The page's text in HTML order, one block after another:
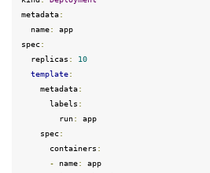
metadata:
  name
:
app
spec:
  replicas
:
10
template:
    metadata
:
      labels
:
        run
:
app
    spec
:
      containers
:
- name:
app